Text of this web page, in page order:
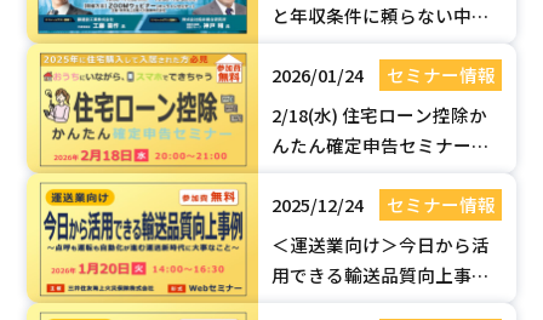
と年収条件に頼らない中途
Webセミナー】
2026/01/24
セミナー情報
2/18(水) 住宅ローン控除か
んたん確定申告セミナー開
2025/12/24
セミナー情報
＜運送業向け＞今日から活
用できる輸送品質向上事例